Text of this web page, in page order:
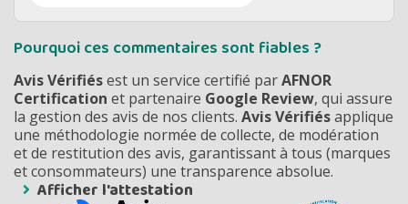
Pourquoi ces commentaires sont fiables ?
Avis Vérifiésest un service certifié parAFNOR
Certification et partenaire Google Review, qui assure
la gestion des avis de nos clients. Avis Vérifiésapplique
une méthodologie normée de collecte, de modération
et de restitution des avis, garantissant à tous (marques
et consommateurs) une transparence absolue.
Afficher l'attestation